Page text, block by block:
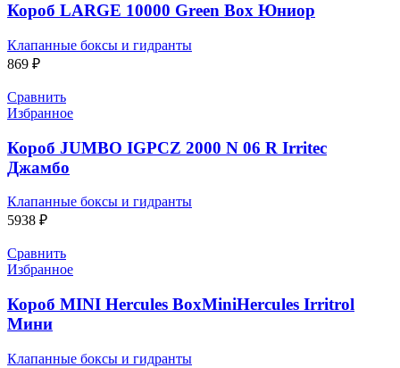
Короб LARGE 10000 Green Box Юниор
Клапанные боксы и гидранты
869 ₽
Сравнить
Избранное
Короб JUMBO IGPCZ 2000 N 06 R Irritec
Джамбо
Клапанные боксы и гидранты
5938 ₽
Сравнить
Избранное
Короб MINI Hercules BoxMiniHercules Irritrol
Мини
Клапанные боксы и гидранты